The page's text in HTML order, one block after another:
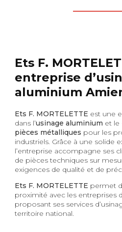
Ets F.
entreprise
aluminium
Ets F. MORTELETTE est une
dans l’usinage aluminium et le
pièces métalliques pour les
industriels. Grâce à une solide
l’entreprise accompagne ses
de pièces techniques sur
exigences de qualité et de
Ets F. MORTELETTE permet
proximité avec les entreprises
proposant ses services
territoire national.